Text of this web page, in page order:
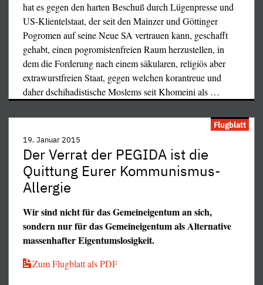
hat es gegen den harten Beschuß durch Lügenpresse und
US-Klientelstaat, der seit den Mainzer und Göttinger
Pogromen auf seine Neue SA vertrauen kann, geschafft
gehabt, einen pogromistenfreien Raum herzustellen, in
dem die Forderung nach einem säkularen, religiös aber
extrawurstfreien Staat, gegen welchen korantreue und
daher dschihadistische Moslems seit Khomeini als …
Flugblatt
19. Januar 2015
Der Verrat der PEGIDA ist die
Quittung Eurer Kommunismus-
Allergie
Wir sind nicht für das Gemeineigentum an sich,
sondern nur für das Gemeineigentum als Alternative
massenhafter Eigentumslosigkeit.
Zum Flugblatt als PDF